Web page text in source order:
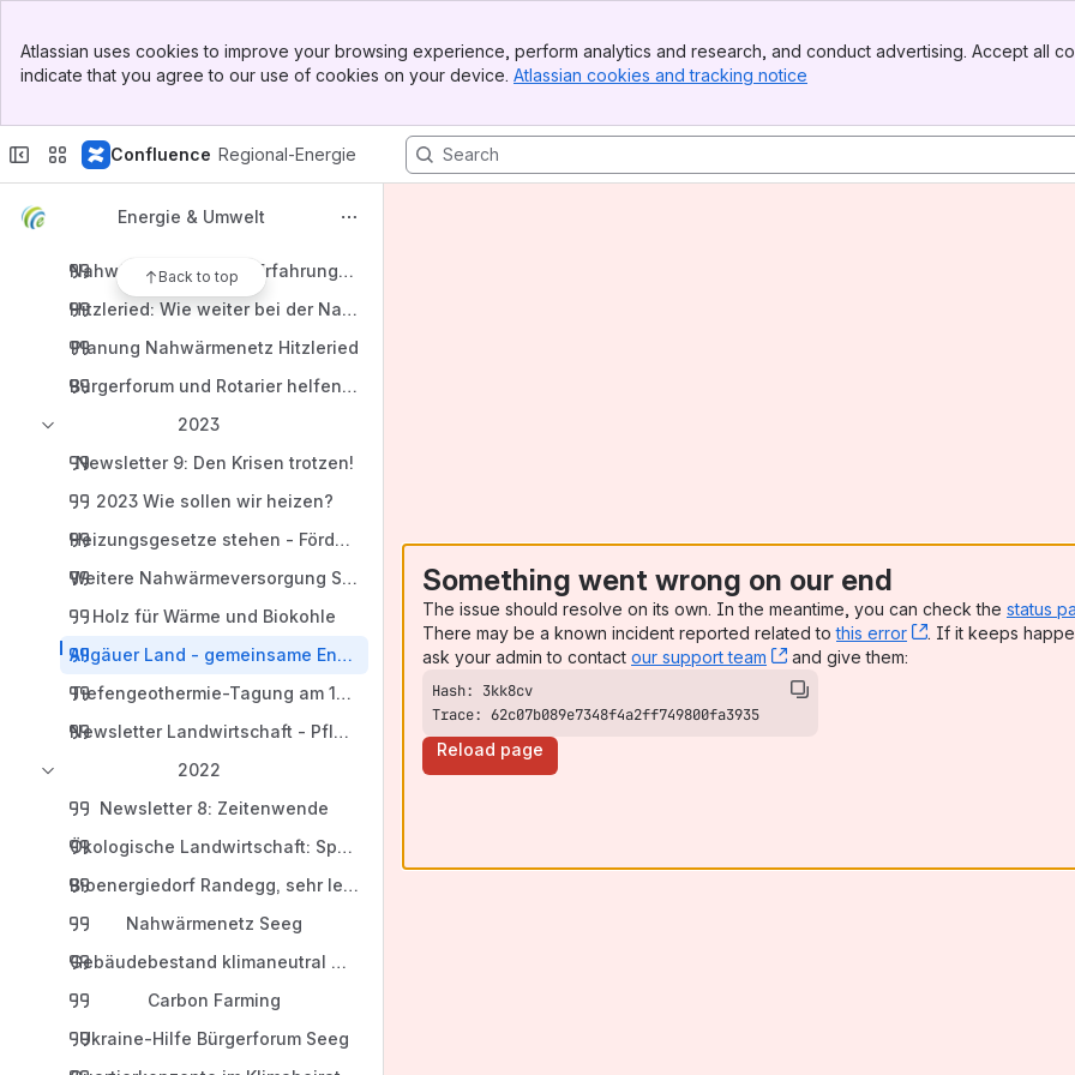
Top Bar
Sidebar
Atlassian uses cookies to improve your browsing experience, perform analytics and research, and conduct advertising. Accept all
indicate that you agree to our use of cookies on your device. Atlassian cookies and tracking notice
Confluence Regional-Energie
Energie & Umwelt
Back to top
2025
Wärmenetz Altstadt
Wärmenetz Hitzleried - Vorschlag von Enerpipe
Newsletter 10: Klimaregion Füssener Land
Nahwärme Hitzleried: Erfahrungsbericht aus Ersingen
Hitzleried: Wie weiter bei der Nahwärme?
Planung Nahwärmenetz Hitzleried
Bürgerforum und Rotarier helfen Odessa
2023
Newsletter 9: Den Krisen trotzen!
2023 Wie sollen wir heizen?
Heizungsgesetze stehen - Förderungen
Weitere Nahwärmeversorgung Seeg
Holz für Wärme und Biokohle
Allgäuer Land - gemeinsame Energiewende
Tiefengeothermie-Tagung am 15.03.2023
Newsletter Landwirtschaft - Pflanzenkohle
2022
Newsletter 8: Zeitenwende
Ökologische Landwirtschaft: Sparkasse Allgäu
Bioenergiedorf Randegg, sehr lehrreiche Exkursion
Nahwärmenetz Seeg
Gebäudebestand klimaneutral machen
Carbon Farming
Ukraine-Hilfe Bürgerforum Seeg
Something went wrong on our end
The issue should resolve on its own. In the meantime, you can check the status
There may be a known incident reported related tothis error , (opens new
. If it keeps
ask your admin to contact our support team , (opens new window)
and give them:
Trace: 62c07b089e7348f4a2ff749800fa3935
Reload page